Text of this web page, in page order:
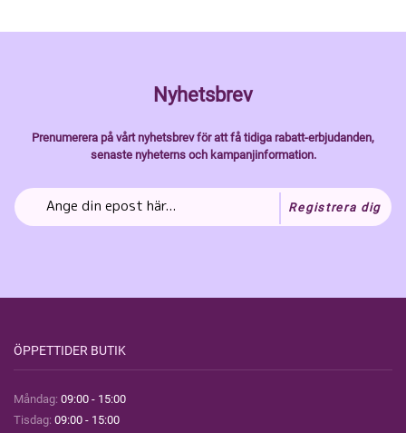
Nyhetsbrev
Prenumerera på vårt nyhetsbrev för att få tidiga rabatt-erbjudanden,
senaste nyheterns och kampanjinformation.
Registrera dig
ÖPPETTIDER BUTIK
Måndag: 09:00 - 15:00
Tisdag: 09:00 - 15:00